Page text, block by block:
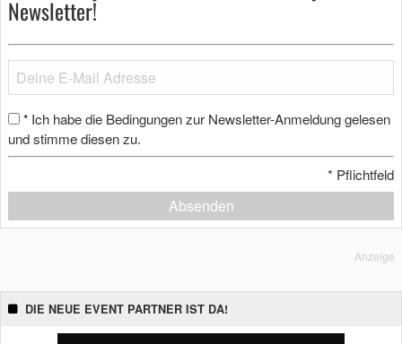
Newsletter!
* Ich habe die Bedingungen zur Newsletter-Anmeldung gelesen
und stimme diesen zu.
* Pflichtfeld
Absenden
Anzeige
DIE NEUE EVENT PARTNER IST DA!